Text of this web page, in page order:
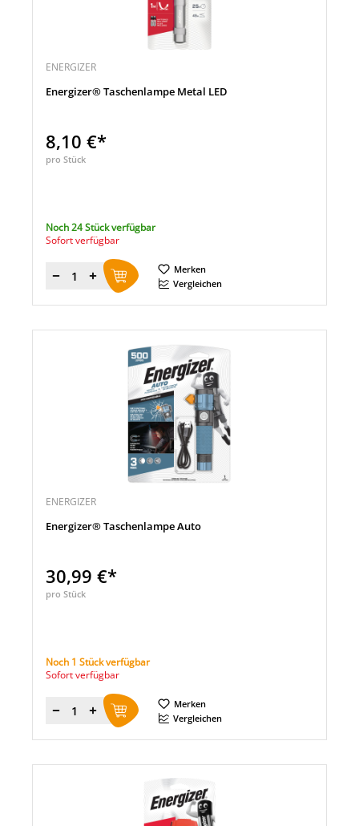
ENERGIZER
Energizer® Taschenlampe Metal LED
8,10 €*
pro Stück
Noch 24 Stück verfügbar
Sofort verfügbar
Menge
Merken
Vergleichen
ENERGIZER
Energizer® Taschenlampe Auto
30,99 €*
pro Stück
Noch 1 Stück verfügbar
Sofort verfügbar
Menge
Merken
Vergleichen